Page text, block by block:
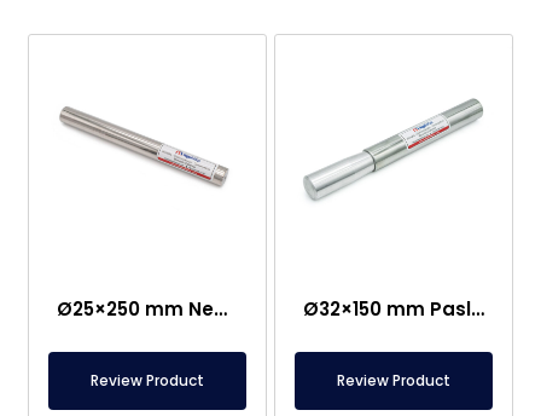
Ø25×250 mm Neodim Çubuq Maqnit – Bir Tərəfi M8 Dişi Bağlantı
Review Product
Ø32×150 mm Paslanmaz Qulplu Nümunə Toplama Maqniti
Review Product